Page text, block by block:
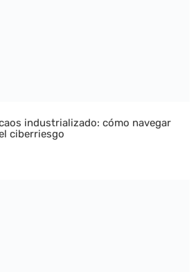
industrializado: cómo navegar
ciberriesgo